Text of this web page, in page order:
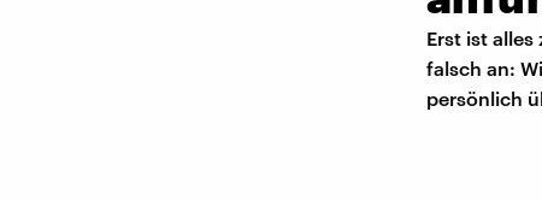
Erst ist
falsch an:
persönlich